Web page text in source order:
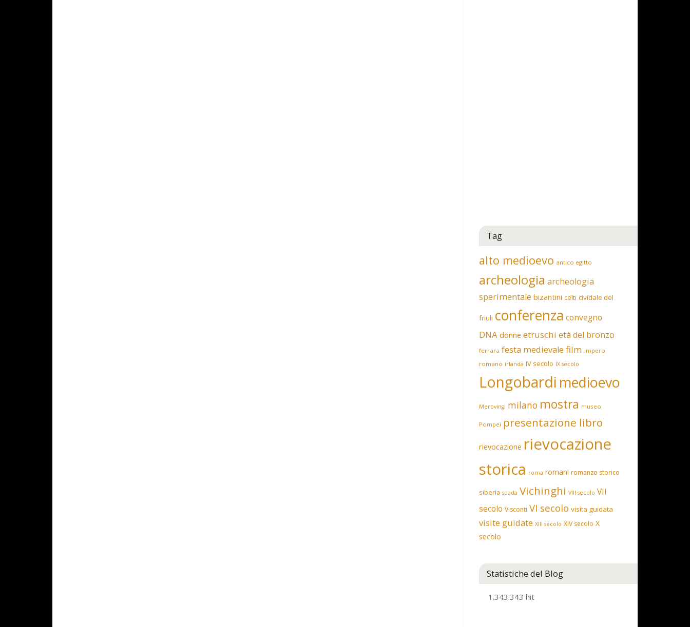
Tag
alto medioevo antico egitto
archeologia archeologia
sperimentale bizantini celti cividale del
friuli conferenza convegno
DNA donne etruschi età del bronzo
ferrara festa medievale film impero
romano irlanda IV secolo IX secolo
Longobardi medioevo
Merovingi milano mostra museo
Pompei presentazione libro
rievocazione rievocazione
storica roma romani romanzo storico
siberia spada Vichinghi VIII secolo VII
secolo Visconti VI secolo visita guidata
visite guidate XIII secolo XIV secolo X
secolo
Statistiche del Blog
1.343.343 hit